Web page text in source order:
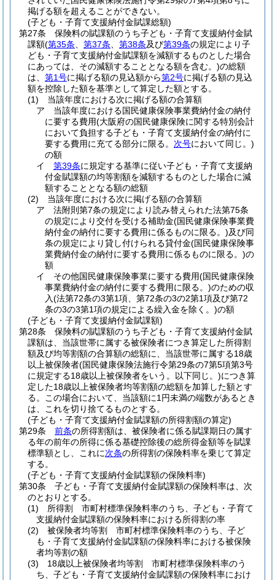
掲げる額を超えることができない。
(子ども・子育て支援納付金賦課総額)
第27条
保険料の賦課額のうち子ども・子育て支援納付金賦
課額(第35条 第37条 第38条及び第39条の規定により子
ども・子育て支援納付金賦課額を減額するものとした場合
にあっては、その減額することとなる額を含む。)の総額
は、 第1号に掲げる額の見込額から第2号に掲げる額の見込
額を控除した額を基準として算定した額とする。
(1)
当該年度における次に掲げる額の合算額
ア
当該年度における国民健康保険事業費納付金の納付
に要する費用(大阪府の国民健康保険に関する特別会計
において負担する子ども・子育て支援納付金の納付に
要する費用に充てる部分に限る。 次号において同じ。)
の額
イ
第39条に規定する基準に従い子ども・子育て支援納
付金賦課額の均等割額を減額するものとした場合に減
額することとなる額の総額
(2)
当該年度における次に掲げる額の合算額
ア
法附則第7条の規定により読み替えられた法第75条
の規定により交付を受ける補助金(国民健康保険事業費
納付金の納付に要する費用に係るものに限る。)及び同
条の規定により貸し付けられる貸付金(国民健康保険事
業費納付金の納付に要する費用に係るものに限る。)の
額
イ
その他国民健康保険事業に要する費用(国民健康保険
事業費納付金の納付に要する費用に限る。)のための収
入(法第72条の3第1項、第72条の3の2第1項及び第72
条の3の3第1項の規定による繰入金を除く。)の額
(子ども・子育て支援納付金賦課額)
第28条
保険料の賦課額のうち子ども・子育て支援納付金賦
課額は、当該世帯に属する被保険者につき算定した所得割
額及び均等割額の合算額の総額に、当該世帯に属する18歳
以上被保険者(国民健康保険法施行令第29条の7第5項第3号
に規定する18歳以上被保険者をいう。以下同じ。)につき算
定した18歳以上被保険者均等割額の総額を加算した額とす
る。
この場合において、当該額に1円未満の端数があるとき
は、これを切り捨てるものとする。
(子ども・子育て支援納付金賦課額の所得割額の算定)
第29条
前条の所得割額は、被保険者に係る賦課期日の属す
る年の前年の所得に係る基礎控除後の総所得金額等を賦課
標準額とし、これに次条の所得割の保険料率を乗じて算定
する。
(子ども・子育て支援納付金賦課額の保険料率)
第30条
子ども・子育て支援納付金賦課額の保険料率は、次
のとおりとする。
(1)
所得割 市町村標準保険料率のうち、子ども・子育て
支援納付金賦課額の保険料率における所得割の率
(2)
被保険者均等割 市町村標準保険料率のうち、子ど
も・子育て支援納付金賦課額の保険料率における被保険
者均等割の額
(3)
18歳以上被保険者均等割 市町村標準保険料率のう
ち、子ども・子育て支援納付金賦課額の保険料率におけ